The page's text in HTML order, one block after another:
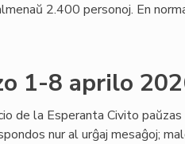
2.400 personoj. En
1-8 aprilo
de la Esperanta Civito
nur al urĝaj mesaĝoj;